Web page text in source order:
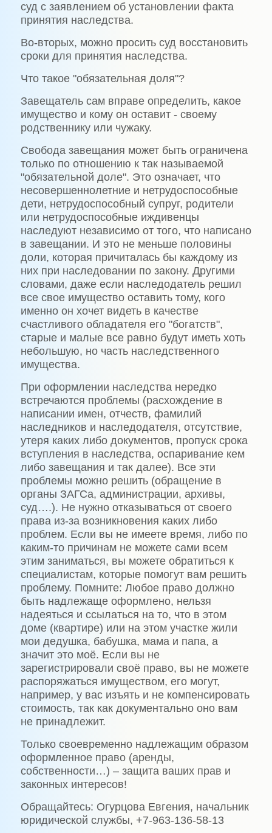
суд с заявлением об установлении факта
принятия наследства.
Во-вторых, можно просить суд восстановить
сроки для принятия наследства.
Что такое "обязательная доля"?
Завещатель сам вправе определить, какое
имущество и кому он оставит - своему
родственнику или чужаку.
Свобода завещания может быть ограничена
только по отношению к так называемой
"обязательной доле". Это означает, что
несовершеннолетние и нетрудоспособные
дети, нетрудоспособный супруг, родители
или нетрудоспособные иждивенцы
наследуют независимо от того, что написано
в завещании. И это не меньше половины
доли, которая причиталась бы каждому из
них при наследовании по закону. Другими
словами, даже если наследодатель решил
все свое имущество оставить тому, кого
именно он хочет видеть в качестве
счастливого обладателя его "богатств",
старые и малые все равно будут иметь хоть
небольшую, но часть наследственного
имущества.
При оформлении наследства нередко
встречаются проблемы (расхождение в
написании имен, отчеств, фамилий
наследников и наследодателя, отсутствие,
утеря каких либо документов, пропуск срока
вступления в наследства, оспаривание кем
либо завещания и так далее). Все эти
проблемы можно решить (обращение в
органы ЗАГСа, администрации, архивы,
суд….). Не нужно отказываться от своего
права из-за возникновения каких либо
проблем. Если вы не имеете время, либо по
каким-то причинам не можете сами всем
этим заниматься, вы можете обратиться к
специалистам, которые помогут вам решить
проблему. Помните: Любое право должно
быть надлежаще оформлено, нельзя
надеяться и ссылаться на то, что в этом
доме (квартире) или на этом участке жили
мои дедушка, бабушка, мама и папа, а
значит это моё. Если вы не
зарегистрировали своё право, вы не можете
распоряжаться имуществом, его могут,
например, у вас изъять и не компенсировать
стоимость, так как документально оно вам
не принадлежит.
Только своевременно надлежащим образом
оформленное право (аренды,
собственности…) – защита ваших прав и
законных интересов!
Обращайтесь: Огурцова Евгения, начальник
юридической службы, +7-963-136-58-13